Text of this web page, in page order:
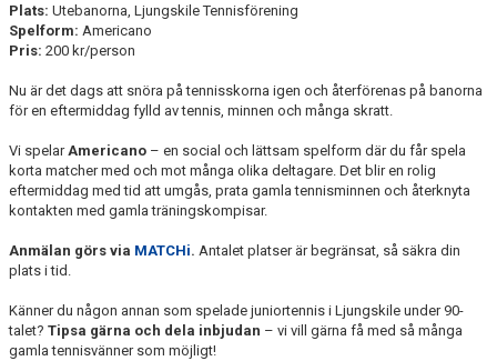
Plats: Utebanorna, Ljungskile Tennisförening
Spelform: Americano
Pris: 200 kr/person
Nu är det dags att snöra på tennisskorna igen och återförenas på banorna
för en eftermiddag fylld av tennis, minnen och många skratt.
Vi spelarAmericano – en social och lättsam spelform där du får spela
korta matcher med och mot många olika deltagare. Det blir en rolig
eftermiddag med tid att umgås, prata gamla tennisminnen och återknyta
kontakten med gamla träningskompisar.
Anmälan görs via MATCHi. Antalet platser är begränsat, så säkra din
plats i tid.
Känner du någon annan som spelade juniortennis i Ljungskile under 90-
talet? Tipsa gärna och dela inbjudan – vi vill gärna få med så många
gamla tennisvänner som möjligt!